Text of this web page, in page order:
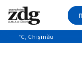
Поиск
°C, Chișinău